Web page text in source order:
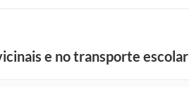
e no transporte escolar